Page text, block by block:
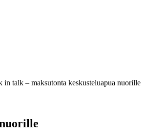
in talk – maksutonta keskusteluapua nuorille